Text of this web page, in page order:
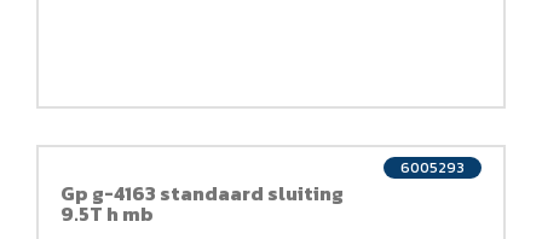
Gp g-4163 standaard sluiting
9.5T h mb
6005293